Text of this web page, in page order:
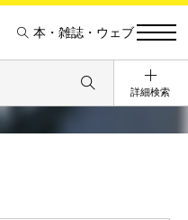
本・雑誌・ウェブ
詳細検索